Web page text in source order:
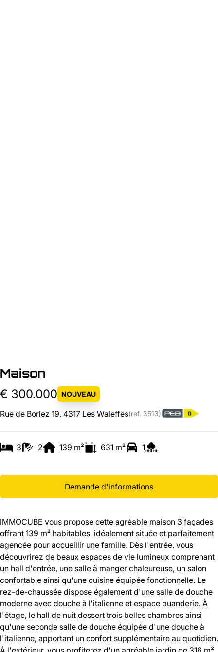
Maison
€ 300.000 NOUVEAU
Rue de Borlez 19, 4317 Les Waleffes(ref. 3513)
3 2 139 m² 631 m² 1
Demande d'informations
IMMOCUBE vous propose cette agréable maison 3 façades
offrant 139 m² habitables, idéalement située et parfaitement
agencée pour accueillir une famille. Dès l'entrée, vous
découvrirez de beaux espaces de vie lumineux comprenant
un hall d'entrée, une salle à manger chaleureuse, un salon
confortable ainsi qu'une cuisine équipée fonctionnelle. Le
rez-de-chaussée dispose également d'une salle de douche
moderne avec douche à l'italienne et espace buanderie. À
l'étage, le hall de nuit dessert trois belles chambres ainsi
qu'une seconde salle de douche équipée d'une douche à
l'italienne, apportant un confort supplémentaire au quotidien.
À l'extérieur, vous profiterez d'un agréable jardin de 316 m²,